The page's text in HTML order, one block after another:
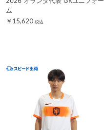
ム
￥15,620 税込